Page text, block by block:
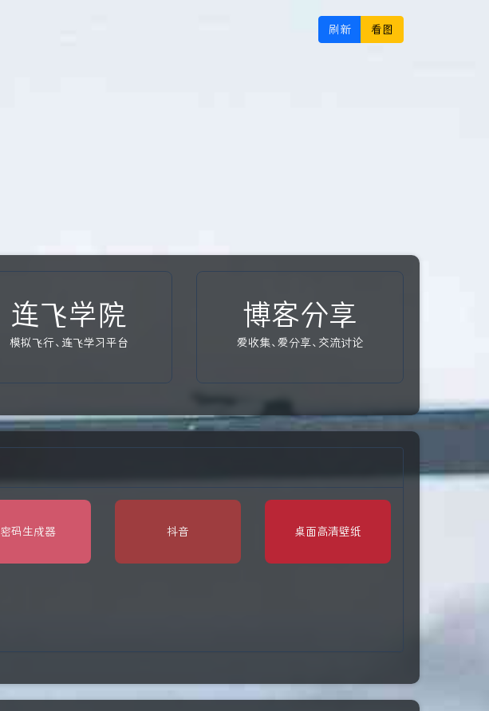
刷新 看图
连飞学院
模拟飞行、连飞学习平台
博客分享
爱收集、爱分享、交流讨论
密码生成器 抖音 桌面高清壁纸